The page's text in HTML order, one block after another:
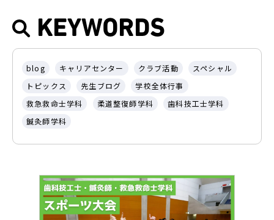
KEYWORDS
blog キャリアセンター クラブ活動
スペシャル
トピックス
先生ブログ
学校全体行事
救急救命士学科
柔道整復師学科
歯科技工士学科
鍼灸師学科